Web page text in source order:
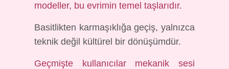
modeller, bu evrimin temel taşlarıdır.
Basitlikten karmaşıklığa geçiş, yalnızca
teknik değil kültürel bir dönüşümdür.
Geçmişte kullanıcılar mekanik sesi